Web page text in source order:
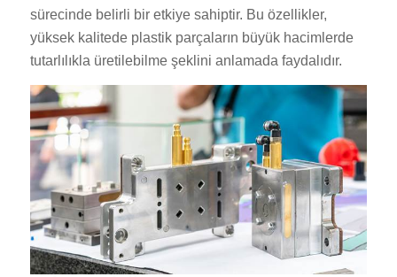
sürecinde belirli bir etkiye sahiptir. Bu özellikler,
yüksek kalitede plastik parçaların büyük hacimlerde
tutarlılıkla üretilebilme şeklini anlamada faydalıdır.